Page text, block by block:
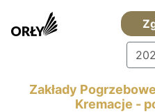
Zakłady
Kremacje -